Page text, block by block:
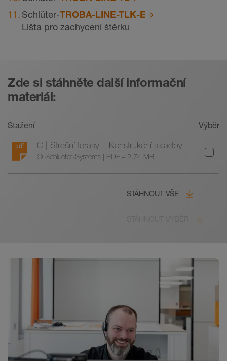
Schlüter-TROBA-LINE-TLK-E
Lišta pro zachycení štěrku
Zde si stáhněte další informační
materiál:
Stažení
Výběr
C | Strešní terasy – Konstrukcní skladby
© Schlueter-Systems | PDF – 2.74 MB
STÁHNOUT VŠE